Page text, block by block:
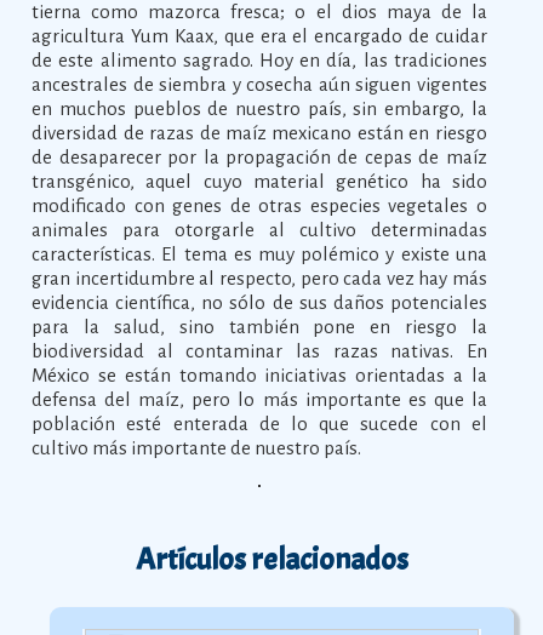
tierna como mazorca fresca; o el dios maya de la
agricultura Yum Kaax, que era el encargado de cuidar
de este alimento sagrado. Hoy en día, las tradiciones
ancestrales de siembra y cosecha aún siguen vigentes
en muchos pueblos de nuestro país, sin embargo, la
diversidad de razas de maíz mexicano están en riesgo
de desaparecer por la propagación de cepas de maíz
transgénico, aquel cuyo material genético ha sido
modificado con genes de otras especies vegetales o
animales para otorgarle al cultivo determinadas
características. El tema es muy polémico y existe una
gran incertidumbre al respecto, pero cada vez hay más
evidencia científica, no sólo de sus daños potenciales
para la salud, sino también pone en riesgo la
biodiversidad al contaminar las razas nativas. En
México se están tomando iniciativas orientadas a la
defensa del maíz, pero lo más importante es que la
población esté enterada de lo que sucede con el
cultivo más importante de nuestro país.
Artículos relacionados